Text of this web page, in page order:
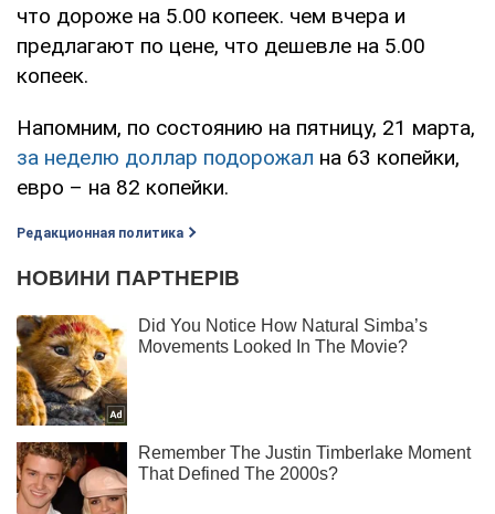
что дороже на 5.00 копеек. чем вчера и
предлагают по цене, что дешевле на 5.00
копеек.
Напомним, по состоянию на пятницу, 21 марта,
за неделю доллар подорожал на 63 копейки,
евро – на 82 копейки.
Редакционная политика